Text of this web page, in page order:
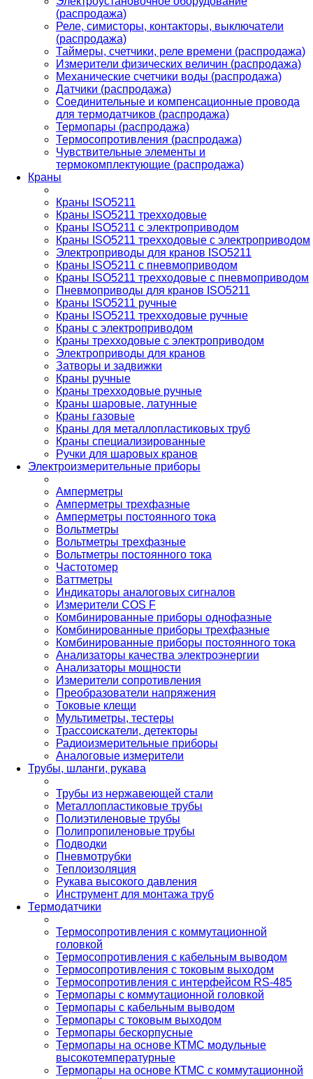
(распродажа)
Реле, симисторы, контакторы, выключатели
(распродажа)
Таймеры, счетчики, реле времени (распродажа)
Измерители физических величин (распродажа)
Механические счетчики воды (распродажа)
Датчики (распродажа)
Соединительные и компенсационные провода
для термодатчиков (распродажа)
Термопары (распродажа)
Термосопротивления (распродажа)
Чувствительные элементы и
термокомплектующие (распродажа)
Краны
Краны ISO5211
Краны ISO5211 трехходовые
Краны ISO5211 с электроприводом
Краны ISO5211 трехходовые с электроприводом
Электроприводы для кранов ISO5211
Краны ISO5211 с пневмоприводом
Краны ISO5211 трехходовые с пневмоприводом
Пневмоприводы для кранов ISO5211
Краны ISO5211 ручные
Краны ISO5211 трехходовые ручные
Краны с электроприводом
Краны трехходовые с электроприводом
Электроприводы для кранов
Затворы и задвижки
Краны ручные
Краны трехходовые ручные
Краны шаровые, латунные
Краны газовые
Краны для металлопластиковых труб
Краны специализированные
Ручки для шаровых кранов
Электроизмерительные приборы
Амперметры
Амперметры трехфазные
Амперметры постоянного тока
Вольтметры
Вольтметры трехфазные
Вольтметры постоянного тока
Частотомер
Ваттметры
Индикаторы аналоговых сигналов
Измерители COS F
Комбинированные приборы однофазные
Комбинированные приборы трехфазные
Комбинированные приборы постоянного тока
Анализаторы качества электроэнергии
Анализаторы мощности
Измерители сопротивления
Преобразователи напряжения
Токовые клещи
Мультиметры, тестеры
Трассоискатели, детекторы
Радиоизмерительные приборы
Аналоговые измерители
Трубы, шланги, рукава
Трубы из нержавеющей стали
Металлопластиковые трубы
Полиэтиленовые трубы
Полипропиленовые трубы
Подводки
Пневмотрубки
Теплоизоляция
Рукава высокого давления
Инструмент для монтажа труб
Термодатчики
Термосопротивления с коммутационной
головкой
Термосопротивления с кабельным выводом
Термосопротивления с токовым выходом
Термосопротивления с интерфейсом RS-485
Термопары с коммутационной головкой
Термопары с кабельным выводом
Термопары с токовым выходом
Термопары бескорпусные
Термопары на основе КТМС модульные
высокотемпературные
Термопары на основе КТМС с коммутационной